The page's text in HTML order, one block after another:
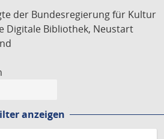
der Bundesregierung für Kultur
Digitale Bibliothek, Neustart
anzeigen